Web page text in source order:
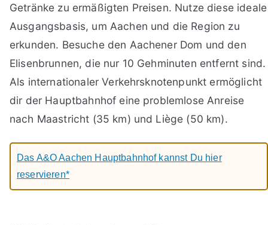
Getränke zu ermäßigten Preisen. Nutze diese ideale
Ausgangsbasis, um Aachen und die Region zu
erkunden. Besuche den Aachener Dom und den
Elisenbrunnen, die nur 10 Gehminuten entfernt sind.
Als internationaler Verkehrsknotenpunkt ermöglicht
dir der Hauptbahnhof eine problemlose Anreise
nach Maastricht (35 km) und Liège (50 km).
Das A&O Aachen Hauptbahnhof kannst Du hier
reservieren*